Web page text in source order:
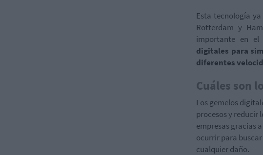
Esta tecnología
Rotterdam y
importante en el
digitales para
diferentes
Cuáles son
Los gemelos
procesos y reducir
empresas gracias
ocurrir para buscar
cualquier daño.